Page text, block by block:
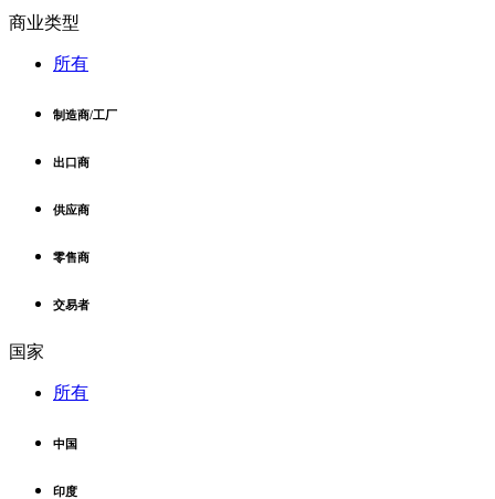
商业类型
所有
制造商/工厂
出口商
供应商
零售商
交易者
国家
所有
中国
印度